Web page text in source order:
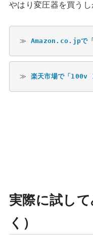
やはり変圧器を買う
≫ Amazon.co.jpで
≫ 楽天市場で「100v
実際に試し
く）